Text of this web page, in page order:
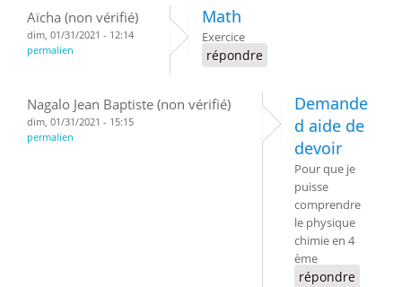
Aïcha (non vérifié)
dim, 01/31/2021 - 12:14
permalien
Math
Exercice
répondre
Nagalo Jean Baptiste (non vérifié)
dim, 01/31/2021 - 15:15
permalien
Demande
d aide de
devoir
Pour que je
puisse
comprendre
le physique
chimie en 4
ème
répondre